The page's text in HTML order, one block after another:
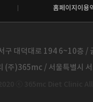
홈페이지이용
구 대덕대로 194 6~10
(주)365mc / 서울특별시